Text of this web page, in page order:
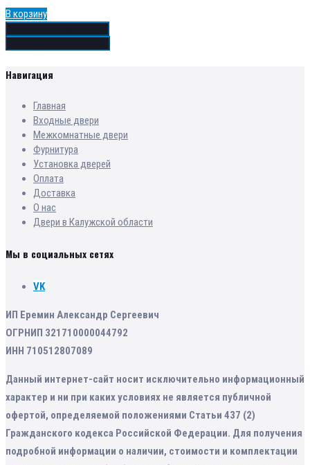
В корзину
Навигация
Главная
Входные двери
Межкомнатные двери
Фурнитура
Установка дверей
Оплата
Доставка
О нас
Двери в Калужской области
Мы в социальных сетях
VK
ИП Еремин Александр Сергеевич
ОГРНИП 321710000044792
ИНН 710512807089
Данный интернет-сайт носит исключительно информационный
характер и ни при каких условиях не является публичной
офертой, определяемой положениями Статьи 437 (2)
Гражданского кодекса Российской Федерации. Для получения
подробной информации о наличии, стоимости и комплектации